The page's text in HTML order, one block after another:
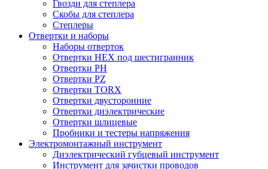
Гвозди для степлера
Скобы для степлера
Степлеры
Отвертки и наборы
Наборы отверток
Отвертки HEX под шестигранник
Отвертки PH
Отвертки PZ
Отвертки TORX
Отвертки двусторонние
Отвертки диэлектрические
Отвертки шлицевые
Пробники и тестеры напряжения
Электромонтажный инструмент
Диэлектрический губцевый инструмент
Инструмент для зачистки проводов